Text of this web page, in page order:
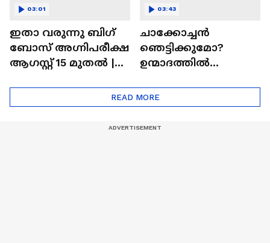
ഇതാ വരുന്നു ബിഗ്
ബോസ് അഗ്നിപരീക്ഷ
ആഗസ്റ്റ് 15 മുതൽ |
03:01
ചാക്കോച്ചന്‍
ഞെട്ടിക്കുമോ?
ഉന്മാദത്തിൽ
ന്ത്?| Unmadham
Movie| Kunchacko
03:43
READ MORE